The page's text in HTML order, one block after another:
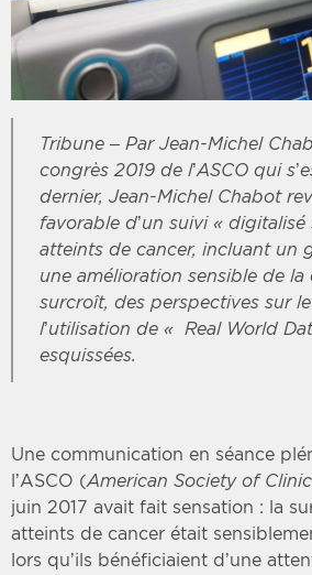
Tribune – Par Jean-Michel
congrès 2019 de l’ASCO qui
dernier, Jean-Michel Chabot
favorable d’un suivi « digitalisé
atteints de cancer, incluant un
une amélioration sensible de la
surcroît, des perspectives sur
l’utilisation de « Real World
esquissées.
Une communication en séance
l’ASCO (American Society of
juin 2017 avait fait sensation : la
atteints de cancer était
lors qu’ils bénéficiaient d’une